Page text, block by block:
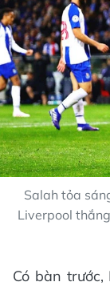
Salah tỏa
Liverpool
Có bàn